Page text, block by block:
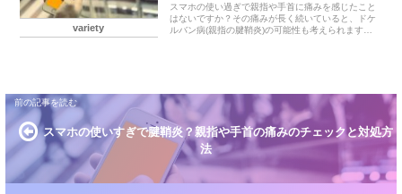
variety
スマホの使い過ぎで親指や手首に痛みを感じたこと
はないですか？その痛みが長く続いていると、ドケ
ルバン病(親指の腱鞘炎)の可能性も考えられます。
スマホの使いすぎで腱鞘炎？親指や手首の痛みのチェックと対処方
法